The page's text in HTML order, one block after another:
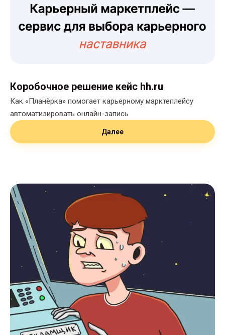
Коробочное решение кейс hh.ru
Как «Планёрка» помогает карьерному марктеплейсу
автоматизировать онлайн-запись
Далее